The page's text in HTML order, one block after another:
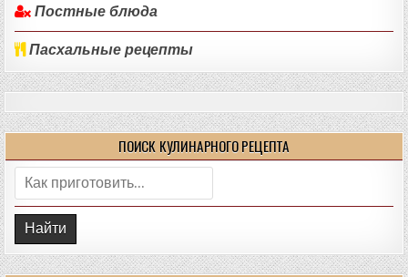
Постные блюда
Пасхальные рецепты
ПОИСК КУЛИНАРНОГО РЕЦЕПТА
Поиск: